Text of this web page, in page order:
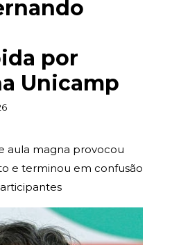
por
Unicamp
aula magna provocou
e terminou em confusão